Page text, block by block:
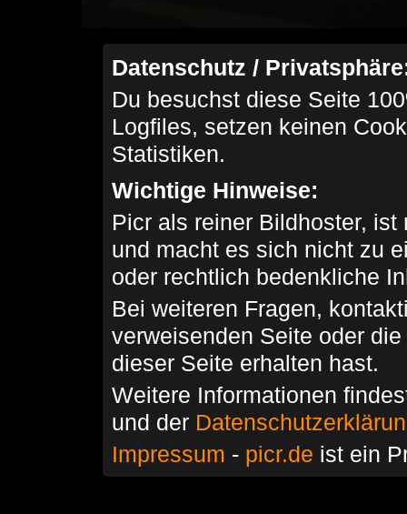
Datenschutz /
Du besuchst diese Seite
Logfiles, setzen keinen
Statistiken.
Wichtige Hinweise:
Picr als reiner Bildhoster,
und macht es sich nicht zu
oder rechtlich bedenkliche
Bei weiteren Fragen,
verweisenden Seite oder
dieser Seite erhalten hast.
Weitere Informationen
und der
Impressum - picr.de ist ein